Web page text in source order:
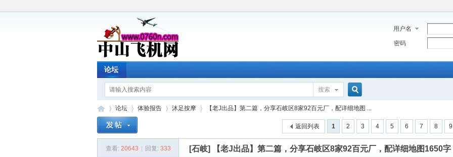
用户名
密码
论坛
搜索
搜
索
»
论坛
›
体验报告
›
沐足按摩
›
【老J出品】第二篇，分享石岐区8家92百元厂，配详细地图 ...
1 2 3 4 5 6 7 8 9
返回列表
查看: 20643 回复: 333 [石岐] 【老J出品】第二篇，分享石岐区8家92百元厂，配详细地图1650字